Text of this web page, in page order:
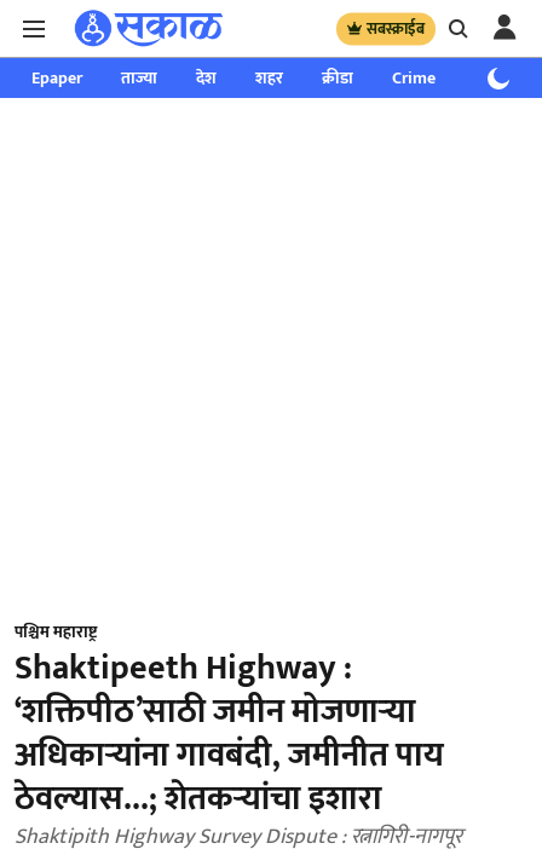
सबस्क्राईब
Epaper ताज्या देश शहर क्रीडा Crime साप्ताहिक
पश्चिम महाराष्ट्र
Shaktipeeth Highway :
‘शक्तिपीठ’साठी जमीन मोजणाऱ्या
अधिकाऱ्यांना गावबंदी, जमीनीत पाय
ठेवल्यास...; शेतकऱ्यांचा इशारा
Shaktipith Highway Survey Dispute : रत्नागिरी-नागपूर